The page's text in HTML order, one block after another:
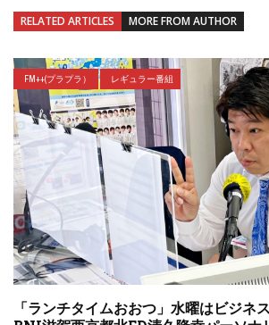
RELATED ARTICLES MORE FROM AUTHOR
FM++(プラプラ） レギュラー番組
「ランチタイムおおつ」水曜はビジネ